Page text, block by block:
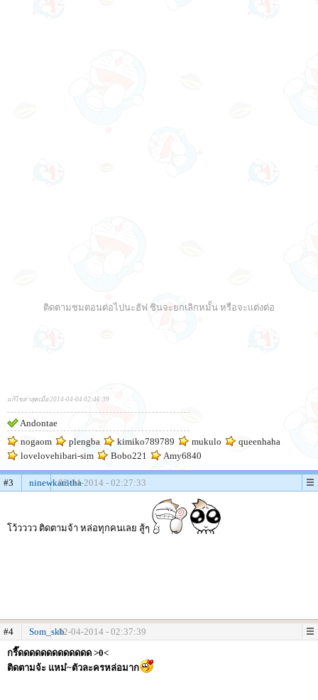
ติดตามชมตอนต่อไปนะฮัฟ ชินจะยกเลิกหมั้น หรือจะแต่งต่อ
แก้ไขล่าสุดเมื่อ 2014-04-04 02:46:39
Andontae
nogaom
plengba kimiko789789 mukulo
queenhaha
lovelovehibari-sim
Bobo221 Amy6840
#3 ninewkanitha02-04-2014 - 02:27:33
โว้วววว ติดตามจ้า หล่อทุกคนเลย สู้ๆ
#4 Som_skb02-04-2014 - 02:37:39
กรี๊ดดดดดดดดดดดดด >0<
ติดตามจ้ะ แหม๋~ตัวละครหล่อมาก